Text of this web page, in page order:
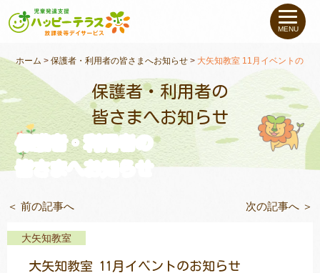
私たちについて
未就学のお子さま（０〜６才）
小学生〜高校生の お子さま
支援事例
教室一覧
MENU
ホーム >保護者・利用者の皆さまへお知らせ > 大矢知教室 11月イベントのお
保護者・利用者の
皆さまへお知らせ
保護者・利用者の
皆さまへお知らせ
＜ 前の記事へ 次の記事へ ＞
大矢知教室
大矢知教室 11月イベントのお知らせ